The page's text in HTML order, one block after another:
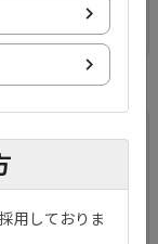
。
用しておりま